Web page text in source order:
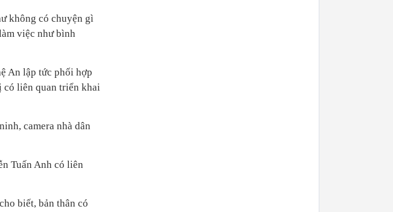
không có chuyện gì
việc như bình
An lập tức phối hợp
có liên quan triển khai
camera nhà dân
Tuấn Anh có liên
biết, bản thân có